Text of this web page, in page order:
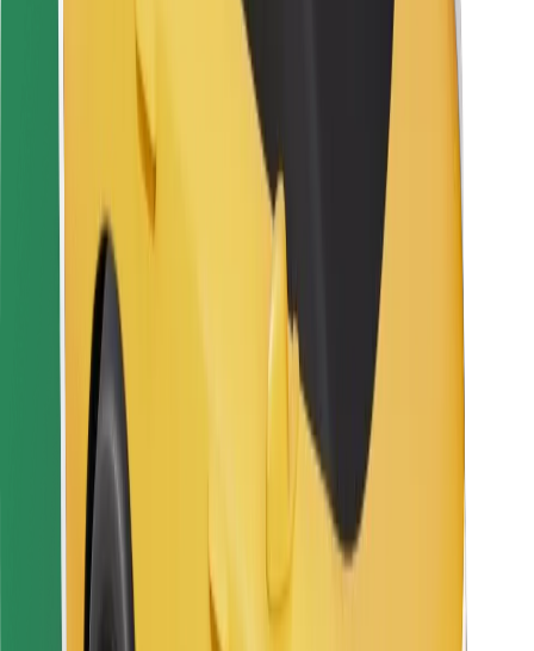
Za korisnike
Za vozače
Za dostavljače
Bolt Food
Za vlasnike flota
Za restorane
Bolt for Business
Ostalo
Dobavljači
Uvjeti i odredbe
Kolačići
Sigurnost
Zatraži vožnju i putuj kroz nekoliko minuta!
Preuzmi aplikaciju Bolt